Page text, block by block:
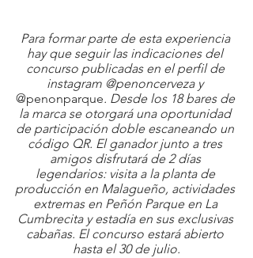
Para formar parte de esta experiencia
hay que seguir las indicaciones del
concurso publicadas en el perfil de
instagram @penoncerveza y
@penonparque. Desde los 18 bares de
la marca se otorgará una oportunidad
de participación doble escaneando un
código QR. El ganador junto a tres
amigos disfrutará de 2 días
legendarios: visita a la planta de
producción en Malagueño, actividades
extremas en Peñón Parque en La
Cumbrecita y estadía en sus exclusivas
cabañas. El concurso estará abierto
hasta el 30 de julio.